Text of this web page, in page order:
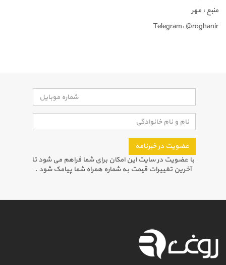
منبع : مهر
Telegram: @roghanir
عضویت در خبرنامه
با عضویت در سایت این امکان برای شما فراهم می شود تا
آخرین تغییرات قیمت به شماره همراه شما پیامک شود .